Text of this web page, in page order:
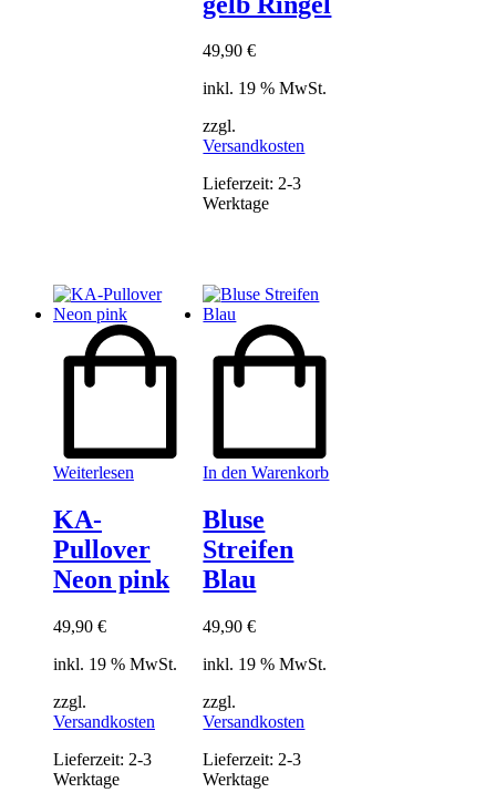
49,90€
inkl. 19 % MwSt.
zzgl.
Versandkosten
Lieferzeit:2-3
Werktage
Weiterlesen
KA-
Pullover
Neon pink
49,90 €
inkl. 19 % MwSt.
zzgl.
Versandkosten
Lieferzeit: 2-3
Werktage
In den Warenkorb
Bluse
Streifen
Blau
49,90€
inkl. 19 % MwSt.
zzgl.
Versandkosten
Lieferzeit: 2-3
Werktage